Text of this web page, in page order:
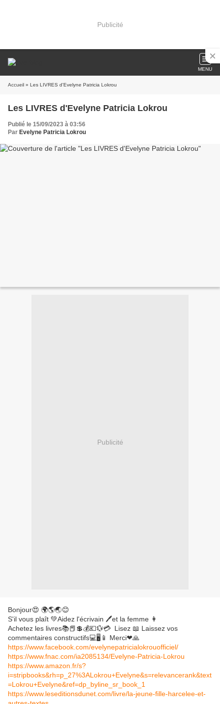
Publicité
MENU
Accueil » Les LIVRES d'Evelyne Patricia Lokrou
Les LIVRES d'Evelyne Patricia Lokrou
Publié le 15/09/2023 à 03:56
Par Evelyne Patricia Lokrou
Publicité
Bonjour😍 🌍🌎🌏😊
S'il vous plaît 💚Aidez l'écrivain 🖊et la femme 👩
Achetez les livres📚📕💲💰💶💱💳 Lisez 📖 Laissez vos
commentaires constructifs💻🖥📱 Merci❤🙏
https://www.facebook.com/evelynepatricialokrouofficiel/
https://www.fnac.com/ia2085134/Evelyne-Patricia-Lokrou
https://www.amazon.fr/s?
i=stripbooks&rh=p_27%3ALokrou+Evelyne&s=relevancerank&text
=Lokrou+Evelyne&ref=dp_byline_sr_book_1
https://www.leseditionsdunet.com/livre/la-jeune-fille-harcelee-et-